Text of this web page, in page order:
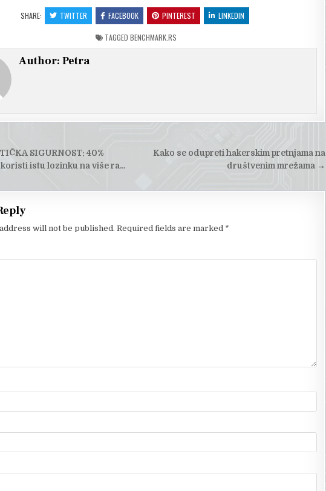
SHARE: TWITTER FACEBOOK PINTEREST LINKEDIN
TAGGEDBENCHMARK.RS
Author: Petra
Kako se odupreti hakerskim pretnjama na
društvenim mrežama→
SIGURNOST: 40%
istu lozinku na više ra…
will not be published. Required fields are marked *